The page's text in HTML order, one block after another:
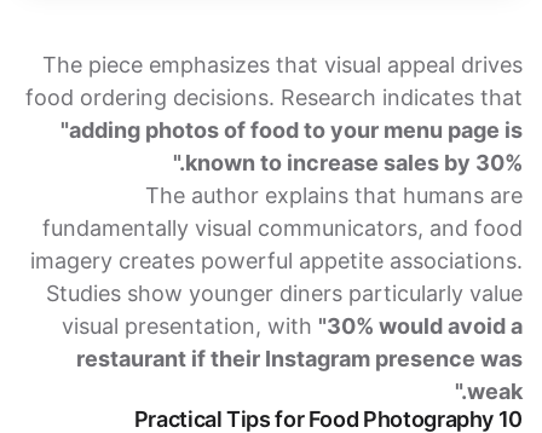
The piece emphasizes that visual appeal drives
food ordering decisions. Research indicates that
"adding photos of food to your menu page is
known to increase sales by 30%."
The author explains that humans are
fundamentally visual communicators, and food
imagery creates powerful appetite associations.
Studies show younger diners particularly value
visual presentation, with "30% would avoid a
restaurant if their Instagram presence was
weak."
10 Practical Tips for Food Photography